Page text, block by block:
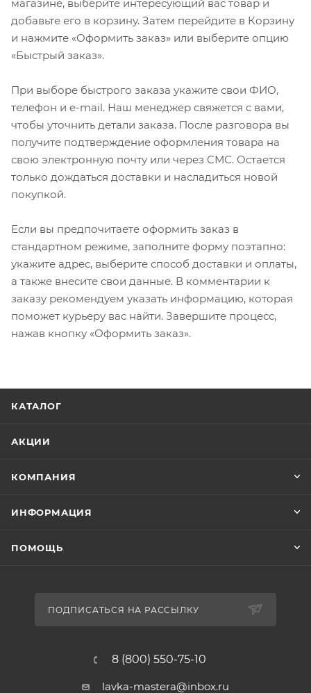
магазине, выберите интересующий вас товар и
добавьте его в корзину. Затем перейдите в Корзину
и нажмите «Оформить заказ» или выберите опцию
«Быстрый заказ».
При выборе быстрого заказа укажите свои ФИО,
телефон и e-mail. Наш менеджер свяжется с вами,
чтобы уточнить детали заказа. После разговора вы
получите подтверждение оформления товара на
свою электронную почту или через СМС. Остается
только дождаться доставки и насладиться новой
покупкой.
Если вы предпочитаете оформить заказ в
стандартном режиме, заполните форму поэтапно:
укажите адрес, выберите способ доставки и оплаты,
а также внесите свои данные. В комментарии к
заказу рекомендуем указать информацию, которая
поможет курьеру вас найти. Завершите процесс,
нажав кнопку «Оформить заказ».
КАТАЛОГ
АКЦИИ
КОМПАНИЯ
ИНФОРМАЦИЯ
ПОМОЩЬ
ПОДПИСАТЬСЯ НА РАССЫЛКУ
8 (800) 550-75-10
lavka-mastera@inbox.ru